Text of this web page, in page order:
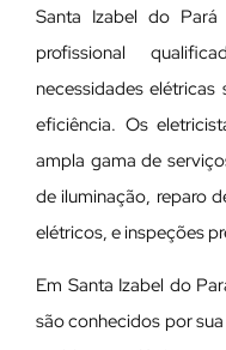
Santa Izabel do
profissional
necessidades
eficiência. Os
ampla gama de
de iluminação, reparo
elétricos, e inspeções
Em Santa Izabel do
são conhecidos por